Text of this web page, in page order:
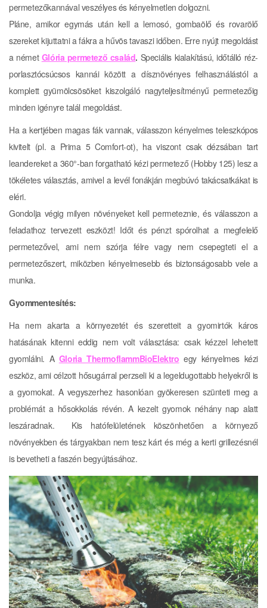
permetezőkannával veszélyes és kényelmetlen dolgozni.
Pláne, amikor egymás után kell a lemosó, gombaölő és rovarölő
szereket kijuttatni a fákra a hűvös tavaszi időben. Erre nyújt megoldást
a német Glória permetező család. Speciális kialakítású, időtálló réz-
porlasztócsúcsos kannái között a dísznövényes felhasználástól a
komplett gyümölcsösöket kiszolgáló nagyteljesítményű permetezőig
minden igényre talál megoldást.
Ha a kertjében magas fák vannak, válasszon kényelmes teleszkópos
kivitelt (pl. a Prima 5 Comfort-ot), ha viszont csak dézsában tart
leandereket a 360°-ban forgatható kézi permetező (Hobby 125) lesz a
tökéletes választás, amivel a levél fonákján megbúvó takácsatkákat is
eléri.
Gondolja végig milyen növényeket kell permeteznie, és válasszon a
feladathoz tervezett eszközt! Időt és pénzt spórolhat a megfelelő
permetezővel, ami nem szórja félre vagy nem csepegteti el a
permetezőszert, miközben kényelmesebb és biztonságosabb vele a
munka.
Gyommentesítés:
Ha nem akarta a környezetét és szeretteit a gyomirtók káros
hatásának kitenni eddig nem volt választása: csak kézzel lehetett
gyomlálni. A Gloria ThermoflammBioElektro egy kényelmes kézi
eszköz, ami célzott hősugárral perzseli ki a legeldugottabb helyekről is
a gyomokat. A vegyszerhez hasonlóan gyökeresen szünteti meg a
problémát a hősokkolás révén. A kezelt gyomok néhány nap alatt
leszáradnak. Kis hatófelületének köszönhetően a környező
növényekben és tárgyakban nem tesz kárt és még a kerti grillezésnél
is bevetheti a faszén begyújtásához.